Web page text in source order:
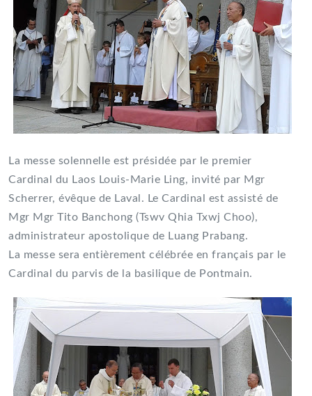
La messe solennelle est présidée par le premier
Cardinal du Laos Louis-Marie Ling, invité par Mgr
Scherrer, évêque de Laval. Le Cardinal est assisté de
Mgr Mgr Tito Banchong (Tswv Qhia Txwj Choo),
administrateur apostolique de Luang Prabang.
La messe sera entièrement célébrée en français par le
Cardinal du parvis de la basilique de Pontmain.